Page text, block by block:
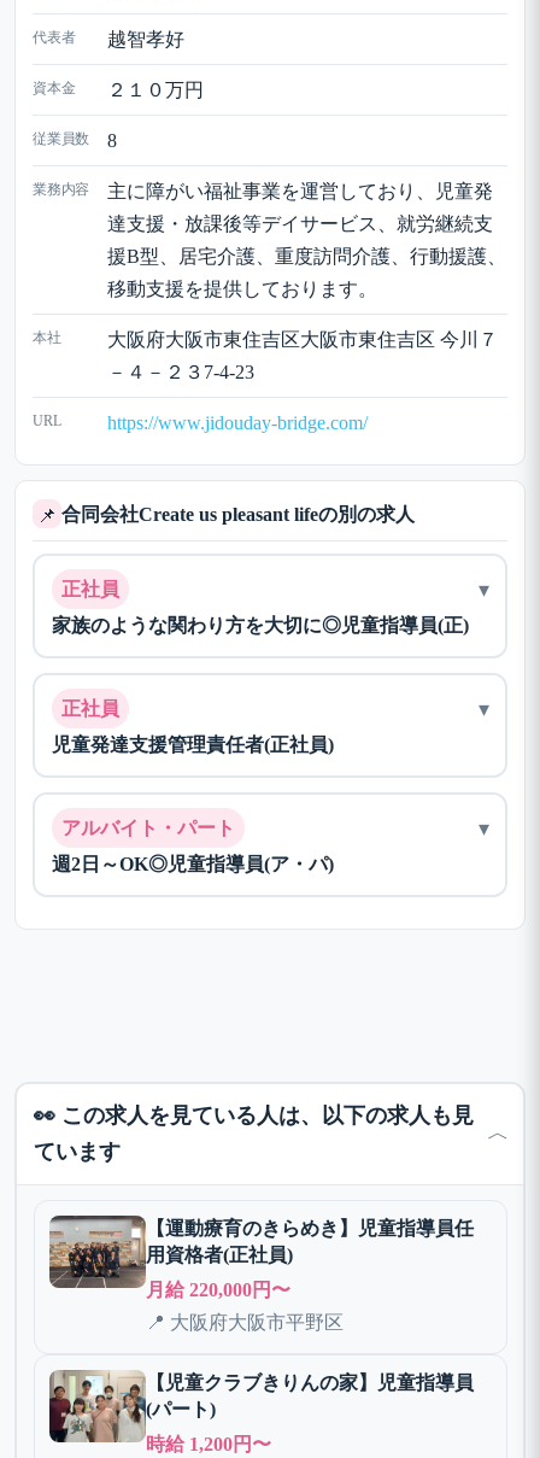
代表者 越智孝好
資本金 ２１０万円
従業員数 8
業務内容
主に障がい福祉事業を運営しており、児童発
達支援・放課後等デイサービス、就労継続支
援B型、居宅介護、重度訪問介護、行動援護、
移動支援を提供しております。
本社
大阪府大阪市東住吉区大阪市東住吉区 今川７
－４－２３7-4-23
URL https://www.jidouday-bridge.com/
📌 合同会社Create us pleasant lifeの別の求人
正社員
家族のような関わり方を大切に◎児童指導員(正)
▾
正社員
児童発達支援管理責任者(正社員)
▾
アルバイト・パート
週2日～OK◎児童指導員(ア・パ)
▾
👀 この求人を見ている人は、以下の求人も見
ています
﹀
【運動療育のきらめき】児童指導員任
用資格者(正社員)
月給 220,000円〜
📍 大阪府大阪市平野区
【児童クラブきりんの家】児童指導員
(パート)
時給 1,200円〜